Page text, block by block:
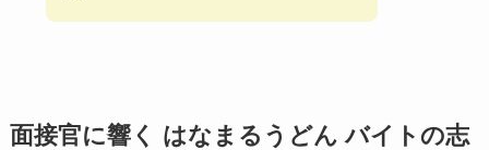
面接官に響く はなまるうどん バイトの志